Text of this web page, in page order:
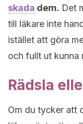
skada dem. Det
till läkare inte
istället att göra
och fullt ut kunna
Rädsla
Om du tycker att